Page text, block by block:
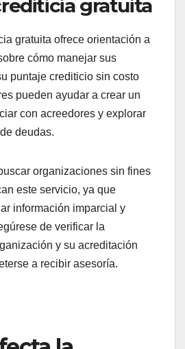
de deudas son acuerdos
consejero financiero que
deudas a través de un solo
enfoque puede reducir las
cargos por pagos
que estos planes suelen
cierre cuentas de crédito y
incurrir en nuevas deudas
plan. Esto puede ser un
pero puede resultar en una
gratuita